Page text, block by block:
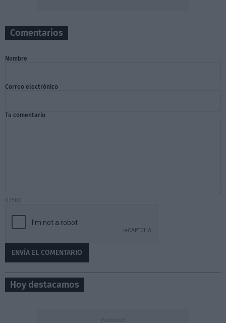
Comentarios
Nombre
Correo electrónico
Tu comentario
0/500
Hoy destacamos